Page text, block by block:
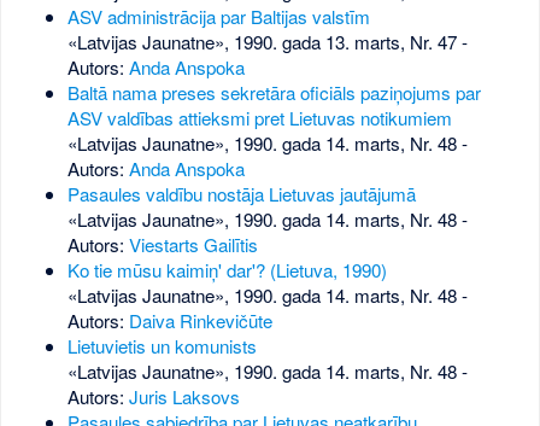
ASV administrācija par Baltijas valstīm
«Latvijas Jaunatne», 1990. gada 13. marts, Nr. 47-
Autors: Anda Anspoka
Baltā nama preses sekretāra oficiāls paziņojums par
ASV valdības attieksmi pret Lietuvas notikumiem
«Latvijas Jaunatne», 1990. gada 14. marts, Nr. 48-
Autors: Anda Anspoka
Pasaules valdību nostāja Lietuvas jautājumā
«Latvijas Jaunatne», 1990. gada 14. marts, Nr. 48-
Autors: Viestarts Gailītis
Ko tie mūsu kaimiņ' dar'? (Lietuva, 1990)
«Latvijas Jaunatne», 1990. gada 14. marts, Nr. 48-
Autors: Daiva Rinkevičūte
Lietuvietis un komunists
«Latvijas Jaunatne», 1990. gada 14. marts, Nr. 48-
Autors: Juris Laksovs